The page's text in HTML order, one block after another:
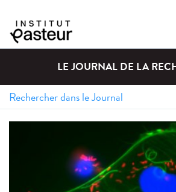
LE JOURNAL DE LA